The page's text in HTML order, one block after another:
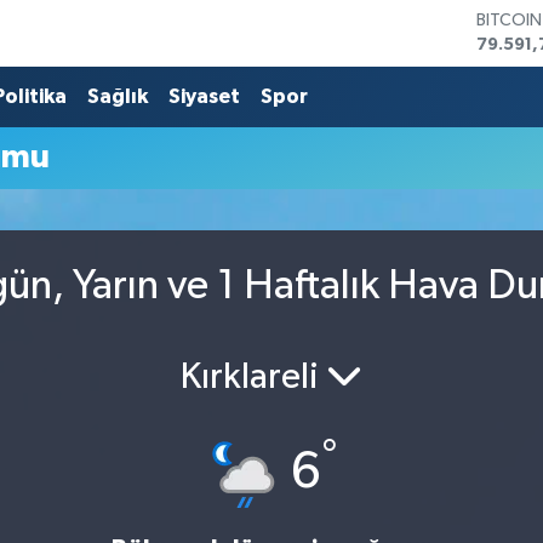
BITCOIN
DOLAR
Sağlık Siyaset Spor
Yarın ve 1 Haftalık Hava
Kırklareli
6°